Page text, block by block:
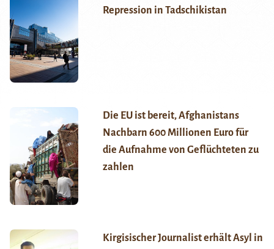
Repression in Tadschikistan
Die EU ist bereit, Afghanistans
Nachbarn 600 Millionen Euro für
die Aufnahme von Geflüchteten zu
zahlen
Kirgisischer Journalist erhält Asyl in